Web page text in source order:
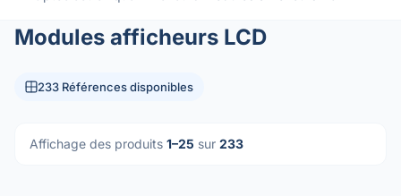
Modules afficheurs LCD
233 Références disponibles
Affichage des produits 1–25 sur 233